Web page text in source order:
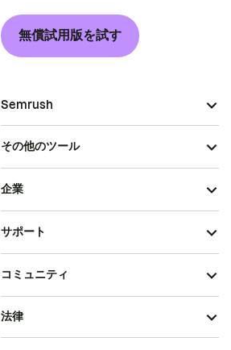
無償試用版を試す
Semrush
その他のツール
企業
サポート
コミュニティ
法律